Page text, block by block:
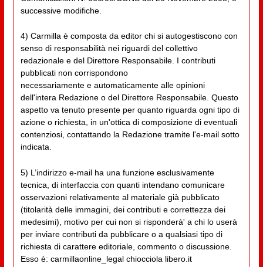
successive modifiche.
4) Carmilla è composta da editor chi si autogestiscono con
senso di responsabilità nei riguardi del collettivo
redazionale e del Direttore Responsabile. I contributi
pubblicati non corrispondono
necessariamente e automaticamente alle opinioni
dell'intera Redazione o del Direttore Responsabile. Questo
aspetto va tenuto presente per quanto riguarda ogni tipo di
azione o richiesta, in un'ottica di composizione di eventuali
contenziosi, contattando la Redazione tramite l'e-mail sotto
indicata.
5) L’indirizzo e-mail ha una funzione esclusivamente
tecnica, di interfaccia con quanti intendano comunicare
osservazioni relativamente al materiale già pubblicato
(titolarità delle immagini, dei contributi e correttezza dei
medesimi), motivo per cui non si risponderà' a chi lo userà
per inviare contributi da pubblicare o a qualsiasi tipo di
richiesta di carattere editoriale, commento o discussione.
Esso è: carmillaonline_legal chiocciola libero.it